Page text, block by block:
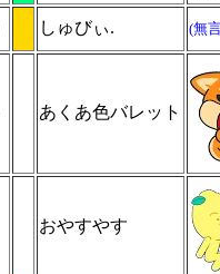
しゅびぃ. (無
あくあ色バレット
おやすやす